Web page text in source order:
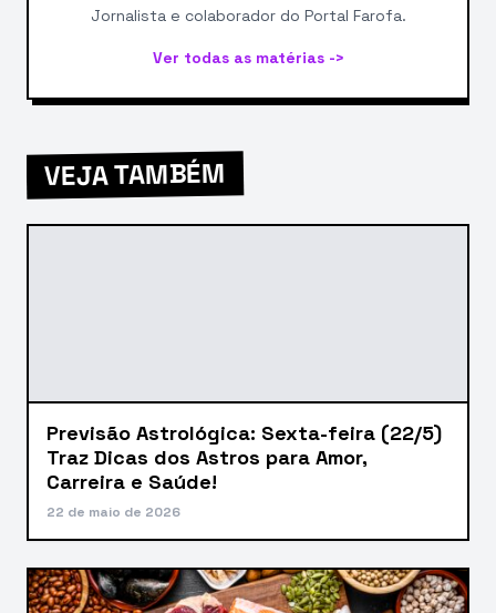
Jornalista e colaborador do Portal Farofa.
Ver todas as matérias ->
VEJA TAMBÉM
Previsão Astrológica: Sexta-feira (22/5)
Traz Dicas dos Astros para Amor,
Carreira e Saúde!
22 de maio de 2026